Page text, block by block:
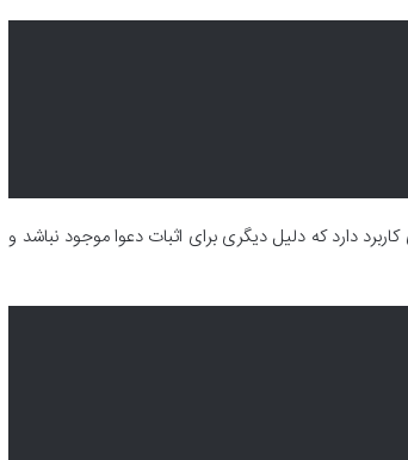
دارد که دلیل دیگری برای اثبات دعوا موجود نباشد و